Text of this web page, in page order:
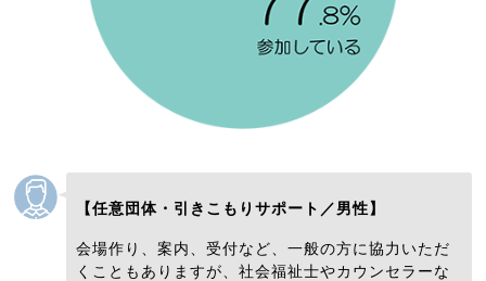
【任意団体・引きこもりサポート／男性】
会場作り、案内、受付など、一般の方に協力いただ
くこともありますが、社会福祉士やカウンセラーな